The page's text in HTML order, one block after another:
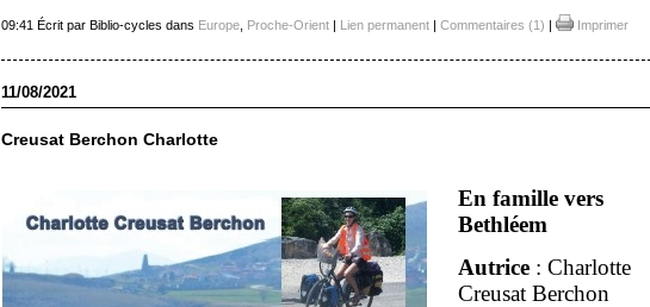
09:41 Écrit par Biblio-cycles dans Europe, Proche-Orient| Lien permanent| Commentaires (1) | Imprimer
11/08/2021
Creusat Berchon Charlotte
En famille vers
Bethléem
Autrice: Charlotte
Creusat Berchon